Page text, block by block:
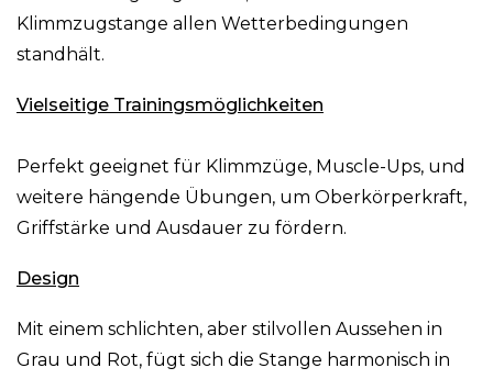
Klimmzugstange allen Wetterbedingungen
standhält.
Vielseitige Trainingsmöglichkeiten
Perfekt geeignet für Klimmzüge, Muscle-Ups, und
weitere hängende Übungen, um Oberkörperkraft,
Griffstärke und Ausdauer zu fördern.
Design
Mit einem schlichten, aber stilvollen Aussehen in
Grau und Rot, fügt sich die Stange harmonisch in